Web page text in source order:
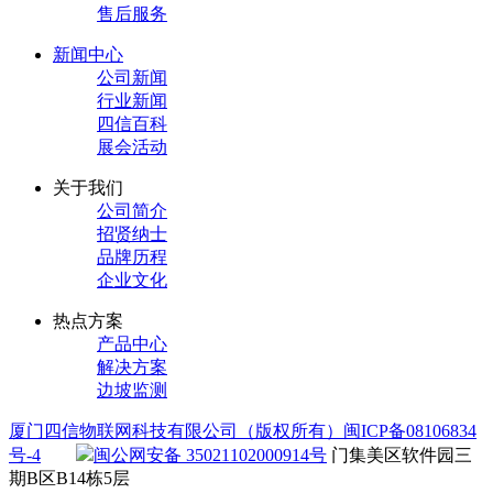
售后服务
新闻中心
公司新闻
行业新闻
四信百科
展会活动
关于我们
公司简介
招贤纳士
品牌历程
企业文化
热点方案
产品中心
解决方案
边坡监测
厦门四信物联网科技有限公司（版权所有） 闽ICP备08106834
号-4
闽公网安备 35021102000914号 门集美区软件园三
期B区B14栋5层